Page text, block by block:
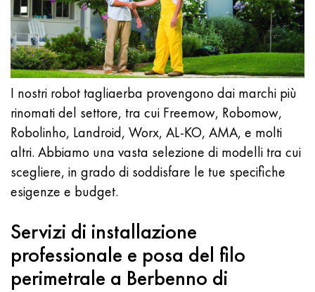
I nostri robot tagliaerba provengono dai marchi più
rinomati del settore, tra cui Freemow, Robomow,
Robolinho, Landroid, Worx, AL-KO, AMA, e molti
altri. Abbiamo una vasta selezione di modelli tra cui
scegliere, in grado di soddisfare le tue specifiche
esigenze e budget.
Servizi di installazione
professionale e posa del filo
perimetrale a Berbenno di